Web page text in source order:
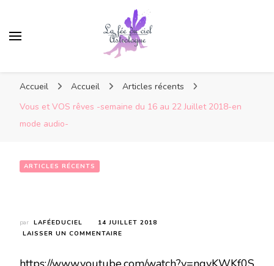
Accueil Accueil
Articles récents
Vous et VOS rêves -semaine du 16 au 22 Juillet 2018-en
mode audio-
ARTICLES RÉCENTS
par LAFÉEDUCIEL
14 JUILLET 2018
LAISSER UN COMMENTAIRE